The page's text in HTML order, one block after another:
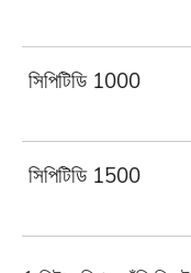
সিপিটিডি 1000
সিপিটিডি 1500